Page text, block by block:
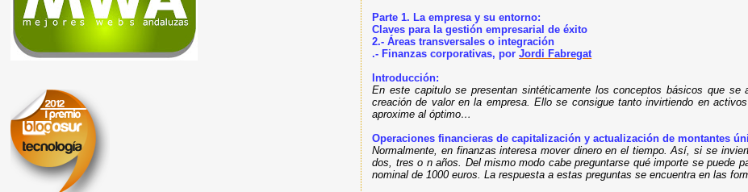
Parte 1. La empresa y su entorno:
Claves para la gestión empresarial de éxito
2.- Áreas transversales o integración
.- Finanzas corporativas, por Jordi Fabregat
Introducción:
En este capitulo se presentan sintéticamente los conceptos básicos que
creación de valor en la empresa. Ello se consigue tanto invirtiendo en
aproxime al óptimo…
Operaciones financieras de capitalización y actualización de montantes
Normalmente, en finanzas interesa mover dinero en el tiempo. Así, si se
dos, tres o n años. Del mismo modo cabe preguntarse qué importe se puede
nominal de 1000 euros. La respuesta a estas preguntas se encuentra en las